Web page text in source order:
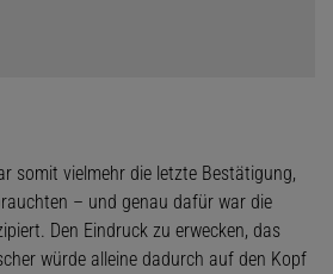
somit vielmehr die letzte Bestätigung,
– und genau dafür war die
Den Eindruck zu erwecken, das
würde alleine dadurch auf den Kopf